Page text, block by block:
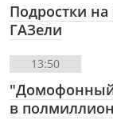
Подростки на
ГАЗели
13:50
"Домофонный
в